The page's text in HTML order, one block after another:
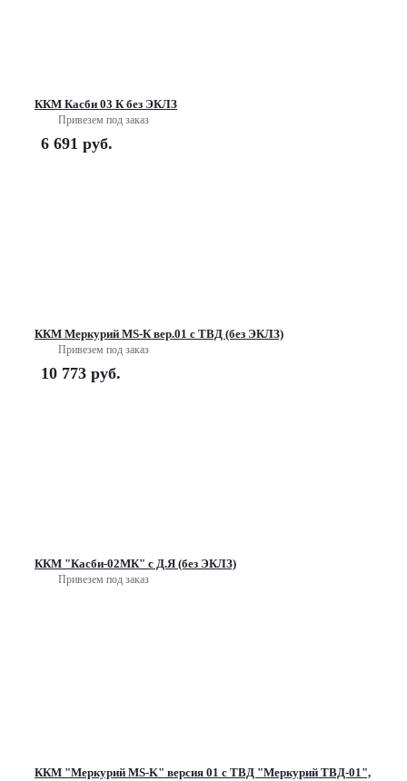
ККМ Касби 03 К без ЭКЛЗ
Привезем под заказ
6 691 руб.
ККМ Меркурий MS-К вер.01 с ТВД (без ЭКЛЗ)
Привезем под заказ
10 773 руб.
ККМ "Касби-02МК" с Д.Я (без ЭКЛЗ)
Привезем под заказ
ККМ "Меркурий MS-K" версия 01 с ТВД "Меркурий ТВД-01",